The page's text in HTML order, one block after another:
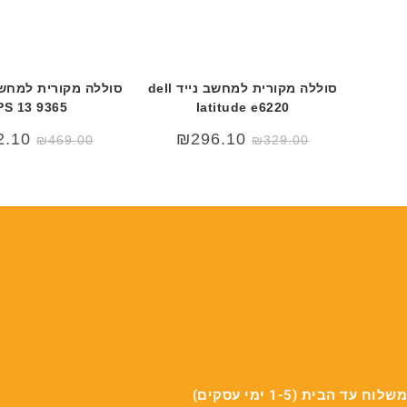
סוללה מקורית למחשב נייד dell
latitude e6220
₪329.00
₪296.10
13 9365
המחיר
המקורי
₪469.00
משלוח עד הבית (1-5 ימי עסקים)